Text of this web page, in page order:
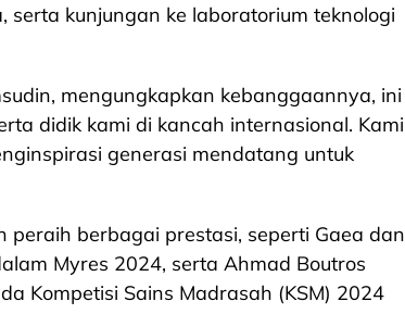
serta kunjungan ke laboratorium teknologi
mengungkapkan kebanggaannya, ini
didik kami di kancah internasional. Kami
generasi mendatang untuk
berbagai prestasi, seperti Gaea dan
Myres 2024, serta Ahmad Boutros
Kompetisi Sains Madrasah (KSM) 2024